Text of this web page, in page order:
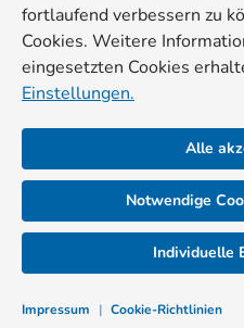
fortlaufend verbessern zu
Cookies. Weitere
eingesetzten Cookies
Einstellungen.
Alle
Notwendige
Impressum | Cookie-Richtlinien
Individuelle